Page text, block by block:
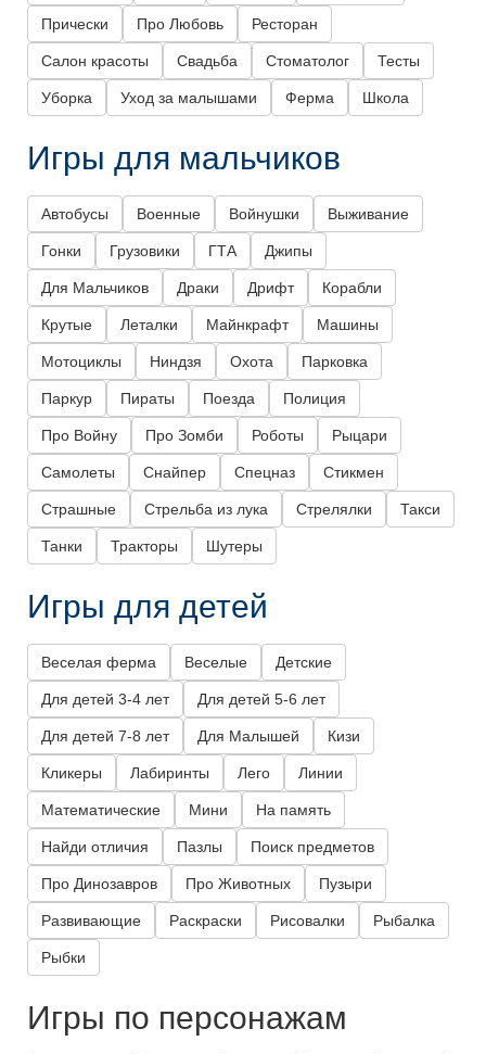
Прически Про Любовь Ресторан
Салон красоты Свадьба Стоматолог Тесты
Уборка Уход за малышами Ферма Школа
Игры для мальчиков
Автобусы Военные Войнушки Выживание
Гонки Грузовики ГТА Джипы
Для Мальчиков Драки Дрифт Корабли
Крутые Леталки Майнкрафт Машины
Мотоциклы Ниндзя Охота Парковка
Паркур Пираты Поезда Полиция
Про Войну Про Зомби Роботы Рыцари
Самолеты Снайпер Спецназ Стикмен
Страшные Стрельба из лука Стрелялки Такси
Танки Тракторы Шутеры
Игры для детей
Веселая ферма Веселые Детские
Для детей 3-4 лет Для детей 5-6 лет
Для детей 7-8 лет Для Малышей Кизи
Кликеры Лабиринты Лего Линии
Математические Мини На память
Найди отличия Пазлы Поиск предметов
Про Динозавров Про Животных Пузыри
Развивающие Раскраски Рисовалки Рыбалка
Рыбки
Игры по персонажам